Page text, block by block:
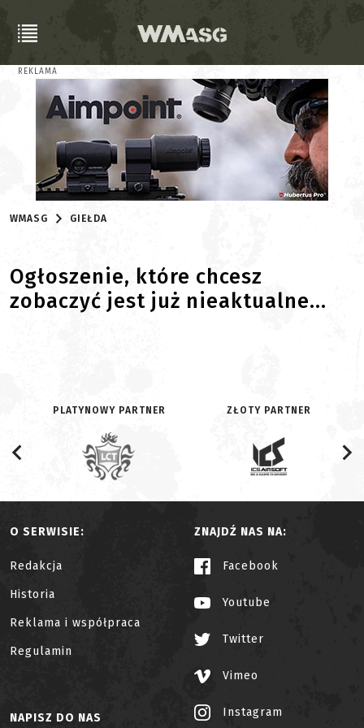
REKLAMA
WMASG GIEŁDA
Ogłoszenie, które chcesz
zobaczyć jest już nieaktualne...
PLATYNOWY PARTNER ZŁOTY PARTNER
O SERWISIE:
Redakcja
Historia
Reklama i współpraca
Regulamin
ZNAJDŹ NAS NA:
Facebook
Youtube
Twitter
Vimeo
Instagram
NAPISZ DO NAS